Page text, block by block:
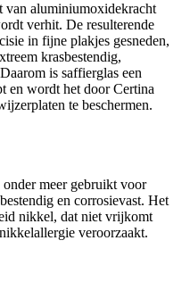
van aluminiumoxidekracht
verhit. De resulterende
in fijne plakjes gesneden,
krasbestendig,
is saffierglas een
en wordt het door Certina
te beschermen.
meer gebruikt voor
en corrosievast. Het
nikkel, dat niet vrijkomt
veroorzaakt.